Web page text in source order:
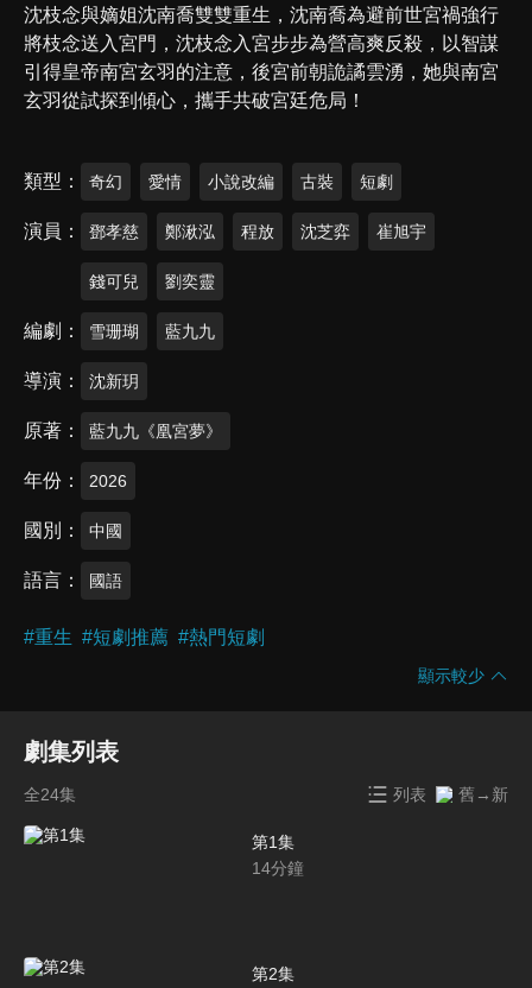
沈枝念與嫡姐沈南喬雙雙重生，沈南喬為避前世宮禍強行
將枝念送入宮門，沈枝念入宮步步為營高爽反殺，以智謀
引得皇帝南宮玄羽的注意，後宮前朝詭譎雲湧，她與南宮
玄羽從試探到傾心，攜手共破宮廷危局！
類型 奇幻 愛情 小說改編 古裝 短劇
演員 鄧孝慈 鄭湫泓 程放 沈芝弈 崔旭宇
錢可兒 劉奕靈
編劇 雪珊瑚 藍九九
導演 沈新玥
原著 藍九九《凰宮夢》
年份 2026
國別 中國
語言 國語
#重生 #短劇推薦 #熱門短劇
顯示較少
劇集列表
全24集 列表 舊→新
第1集
14分鐘
第2集